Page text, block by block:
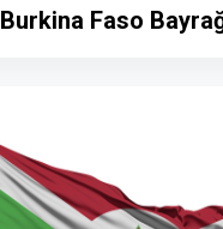
Burkina Faso